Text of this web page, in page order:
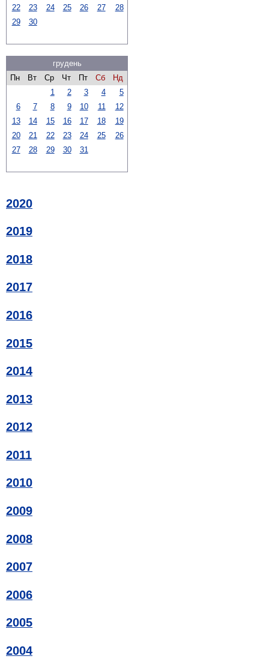
22 23 24 25 26 27
28
29
30
грудень
Пн
Вт Ср Чт Пт Сб
Нд
1
2 3 4
5
6
7 8 9 10 11
12
13
14 15 16 17 18
19
20
21 22 23 24 25
26
27
28 29 30 31
2020
2019
2018
2017
2016
2015
2014
2013
2012
2011
2010
2009
2008
2007
2006
2005
2004